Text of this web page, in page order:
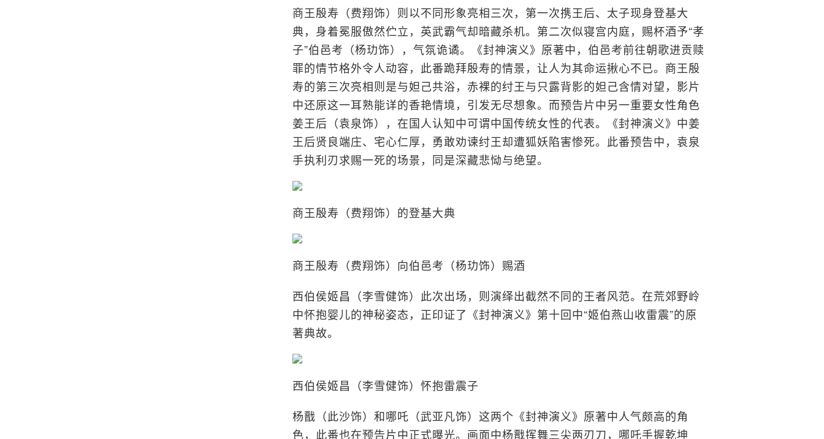
商王殷寿（费翔饰）则以不同形象亮相三次，第一次携王后、太子现身登基大
典，身着冕服傲然伫立，英武霸气却暗藏杀机。第二次似寝宫内庭，赐杯酒予“孝
子”伯邑考（杨玏饰），气氛诡谲。《封神演义》原著中，伯邑考前往朝歌进贡赎
罪的情节格外令人动容，此番跪拜殷寿的情景，让人为其命运揪心不已。商王殷
寿的第三次亮相则是与妲己共浴，赤裸的纣王与只露背影的妲己含情对望，影片
中还原这一耳熟能详的香艳情境，引发无尽想象。而预告片中另一重要女性角色
姜王后（袁泉饰），在国人认知中可谓中国传统女性的代表。《封神演义》中姜
王后贤良端庄、宅心仁厚，勇敢劝谏纣王却遭狐妖陷害惨死。此番预告中，袁泉
手执利刃求赐一死的场景，同是深藏悲恸与绝望。
商王殷寿（费翔饰）的登基大典
商王殷寿（费翔饰）向伯邑考（杨玏饰）赐酒
西伯侯姬昌（李雪健饰）此次出场，则演绎出截然不同的王者风范。在荒郊野岭
中怀抱婴儿的神秘姿态，正印证了《封神演义》第十回中“姬伯燕山收雷震”的原
著典故。
西伯侯姬昌（李雪健饰）怀抱雷震子
杨戬（此沙饰）和哪吒（武亚凡饰）这两个《封神演义》原著中人气颇高的角
色，此番也在预告片中正式曝光。画面中杨戬挥舞三尖两刃刀，哪吒手握乾坤